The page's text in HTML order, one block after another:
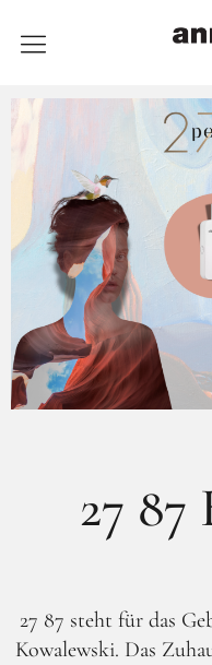
weitere
27 87
27 87 steht für das
Kowalewski. Das